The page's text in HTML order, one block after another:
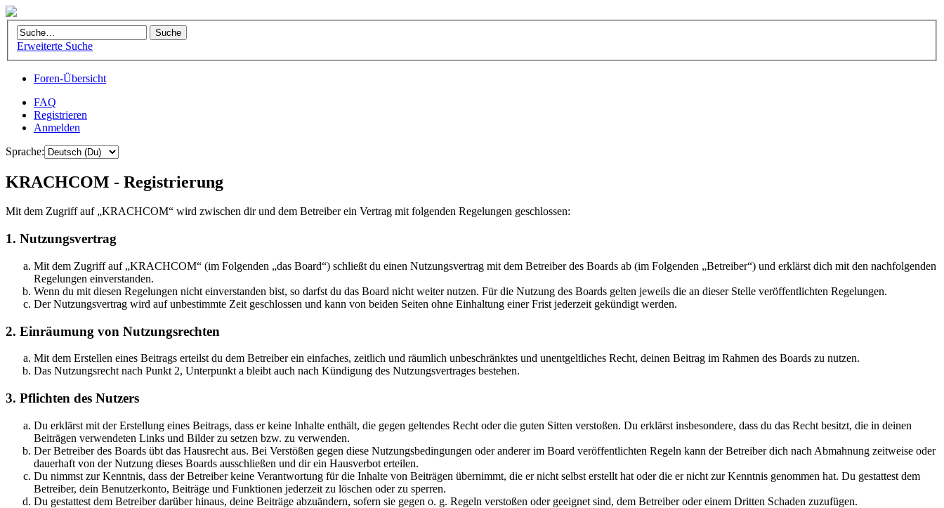
Erweiterte Suche
Foren-Übersicht
FAQ
Registrieren
Anmelden
Sprache:
KRACHCOM - Registrierung
Mit dem Zugriff auf „KRACHCOM“ wird zwischen dir und dem Betreiber ein Vertrag mit folgenden Regelungen geschlossen:
1. Nutzungsvertrag
Mit dem Zugriff auf „KRACHCOM“ (im Folgenden „das Board“) schließt du einen Nutzungsvertrag mit dem Betreiber des Boards ab (im Folgenden „Betreiber“) und erklärst dich mit den nachfolgenden
Regelungen einverstanden.
Wenn du mit diesen Regelungen nicht einverstanden bist, so darfst du das Board nicht weiter nutzen. Für die Nutzung des Boards gelten jeweils die an dieser Stelle veröffentlichten Regelungen.
Der Nutzungsvertrag wird auf unbestimmte Zeit geschlossen und kann von beiden Seiten ohne Einhaltung einer Frist jederzeit gekündigt werden.
2. Einräumung von Nutzungsrechten
Mit dem Erstellen eines Beitrags erteilst du dem Betreiber ein einfaches, zeitlich und räumlich unbeschränktes und unentgeltliches Recht, deinen Beitrag im Rahmen des Boards zu nutzen.
Das Nutzungsrecht nach Punkt 2, Unterpunkt a bleibt auch nach Kündigung des Nutzungsvertrages bestehen.
3. Pflichten des Nutzers
Du erklärst mit der Erstellung eines Beitrags, dass er keine Inhalte enthält, die gegen geltendes Recht oder die guten Sitten verstoßen. Du erklärst insbesondere, dass du das Recht besitzt, die in deinen
Beiträgen verwendeten Links und Bilder zu setzen bzw. zu verwenden.
Der Betreiber des Boards übt das Hausrecht aus. Bei Verstößen gegen diese Nutzungsbedingungen oder anderer im Board veröffentlichten Regeln kann der Betreiber dich nach Abmahnung zeitweise oder
dauerhaft von der Nutzung dieses Boards ausschließen und dir ein Hausverbot erteilen.
Du nimmst zur Kenntnis, dass der Betreiber keine Verantwortung für die Inhalte von Beiträgen übernimmt, die er nicht selbst erstellt hat oder die er nicht zur Kenntnis genommen hat. Du gestattest dem
Betreiber, dein Benutzerkonto, Beiträge und Funktionen jederzeit zu löschen oder zu sperren.
Du gestattest dem Betreiber darüber hinaus, deine Beiträge abzuändern, sofern sie gegen o. g. Regeln verstoßen oder geeignet sind, dem Betreiber oder einem Dritten Schaden zuzufügen.